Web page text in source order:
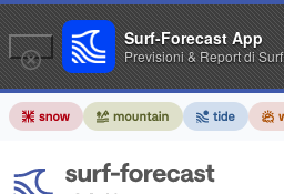
Surf-Forecast App
Previsioni & Report di Surf